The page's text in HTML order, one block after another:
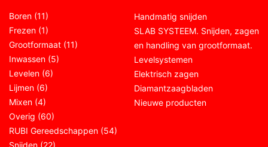
Boren (11)
Frezen (1)
Grootformaat (11)
Inwassen (5)
Levelen (6)
Lijmen (6)
Mixen (4)
Overig (60)
RUBI Gereedschappen (54)
Snijden (22)
Handmatig snijden
SLAB SYSTEEM. Snijden, zagen
en handling van grootformaat.
Levelsystemen
Elektrisch zagen
Diamantzaagbladen
Nieuwe producten